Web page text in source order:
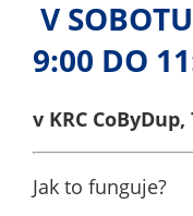
V
9:00 DO
v KRC
Jak to funguje?